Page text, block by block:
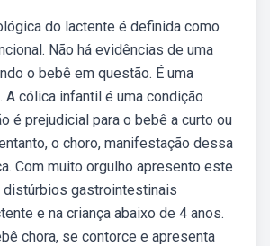
do lactente é definida como
Não há evidências de uma
o bebê em questão. É uma
A cólica infantil é uma condição
é prejudicial para o bebê a curto ou
o choro, manifestação dessa
Com muito orgulho apresento este
distúrbios gastrointestinais
e na criança abaixo de 4 anos.
chora, se contorce e apresenta